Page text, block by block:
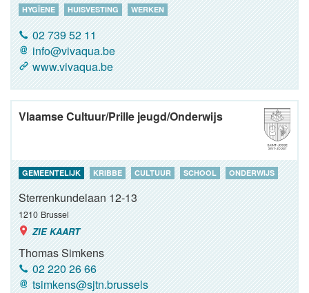
HYGÏENE HUISVESTING WERKEN
02 739 52 11
info@vivaqua.be
www.vivaqua.be
Vlaamse Cultuur/Prille jeugd/Onderwijs
GEMEENTELIJK KRIBBE CULTUUR SCHOOL ONDERWIJS
Sterrenkundelaan 12-13
1210 Brussel
ZIE KAART
Thomas Simkens
02 220 26 66
tsimkens@sjtn.brussels